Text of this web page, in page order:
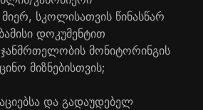
სკოლისათვის წინასწარ
დოკუმენტით
მონიტორინგის
მიზნებისთვის;
და გადაუდებელ